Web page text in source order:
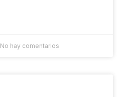
No hay comentarios